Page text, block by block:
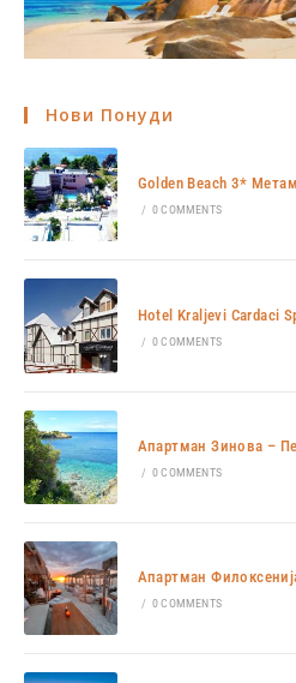
Нови Понуди
Golden Beach 3*
/ 0 COMMENTS
Hotel Kraljevi Cardaci
/ 0 COMMENTS
Апартман Зинова –
/ 0 COMMENTS
Апартман
/ 0 COMMENTS